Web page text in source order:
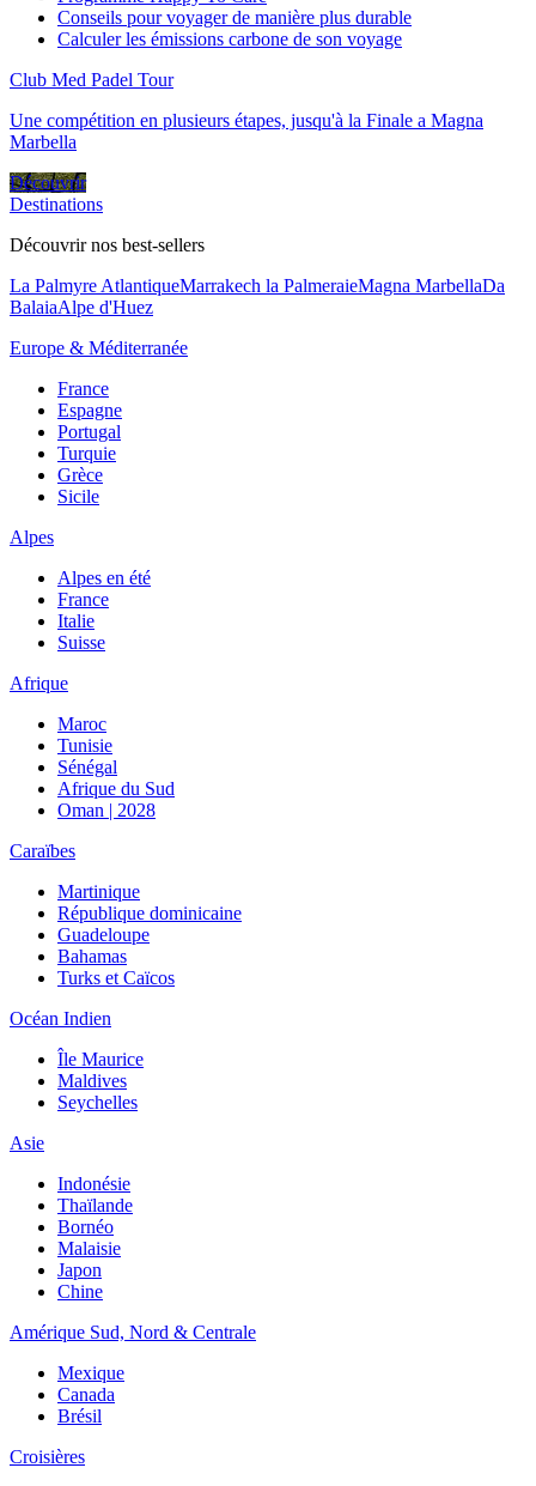
Conseils pour voyager de manière plus durable
Calculer les émissions carbone de son voyage
Club Med Padel Tour
Une compétition en plusieurs étapes, jusqu'à la Finale a Magna
Marbella
Découvrir
Destinations
Découvrir nos best-sellers
La Palmyre AtlantiqueMarrakech la PalmeraieMagna MarbellaDa
BalaiaAlpe d'Huez
Europe & Méditerranée
France
Espagne
Portugal
Turquie
Grèce
Sicile
Alpes
Alpes en été
France
Italie
Suisse
Afrique
Maroc
Tunisie
Sénégal
Afrique du Sud
Oman | 2028
Caraïbes
Martinique
République dominicaine
Guadeloupe
Bahamas
Turks et Caïcos
Océan Indien
Île Maurice
Maldives
Seychelles
Asie
Indonésie
Thaïlande
Bornéo
Malaisie
Japon
Chine
Amérique Sud, Nord & Centrale
Mexique
Canada
Brésil
Croisières